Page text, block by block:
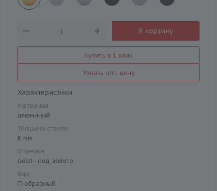
В корзину
Купить в 1 клик
Узнать опт. цену
Характеристики
Материал
алюминий
Толщина стекла
8 мм
Отделка
Gold - под золото
Вид
П-образный